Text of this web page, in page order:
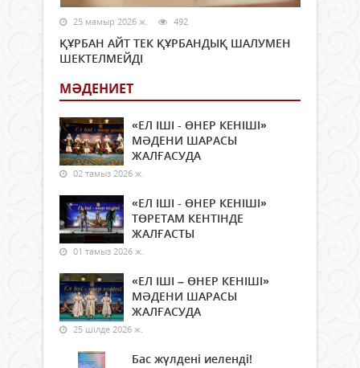
25 мамыр 2026 ж. 492
ҚҰРБАН АЙТ ТЕК ҚҰРБАНДЫҚ ШАЛУМЕН
ШЕКТЕЛМЕЙДІ
МӘДЕНИЕТ
«ЕЛ ІШІ - ӨНЕР КЕНІШІ»
МӘДЕНИ ШАРАСЫ
ЖАЛҒАСУДА
02 тамыз 2026 ж.
«ЕЛ ІШІ - ӨНЕР КЕНІШІ»
ТӨРЕТАМ КЕНТІНДЕ
ЖАЛҒАСТЫ
01 тамыз 2026 ж.
«ЕЛ ІШІ – ӨНЕР КЕНІШІ»
МӘДЕНИ ШАРАСЫ
ЖАЛҒАСУДА
25 шілде 2026 ж.
Бас жүлдені иеленді!